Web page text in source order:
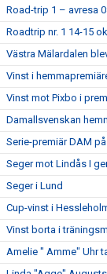
Road-trip 1 – avresa
Roadtrip nr. 1 14-15
Västra Mälardalen
Vinst i
Vinst mot Pixbo i
Damallsvenskan
Serie-premiär DAM
Seger mot Lindås I
Seger i Lund
Cup-vinst i
Vinst borta i
Amelie " Amme" Uhr